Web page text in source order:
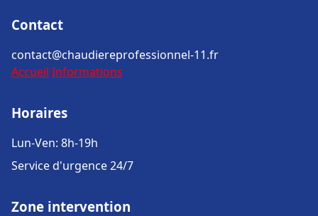
Contact
contact@chaudiereprofessionnel-11.fr
Accueil Informations
Horaires
Lun-Ven: 8h-19h
Service d'urgence 24/7
Zone intervention